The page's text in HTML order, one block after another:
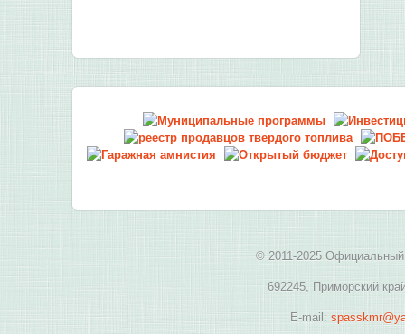
© 2011-2025 Официальный
692245, Приморский
E-mail: